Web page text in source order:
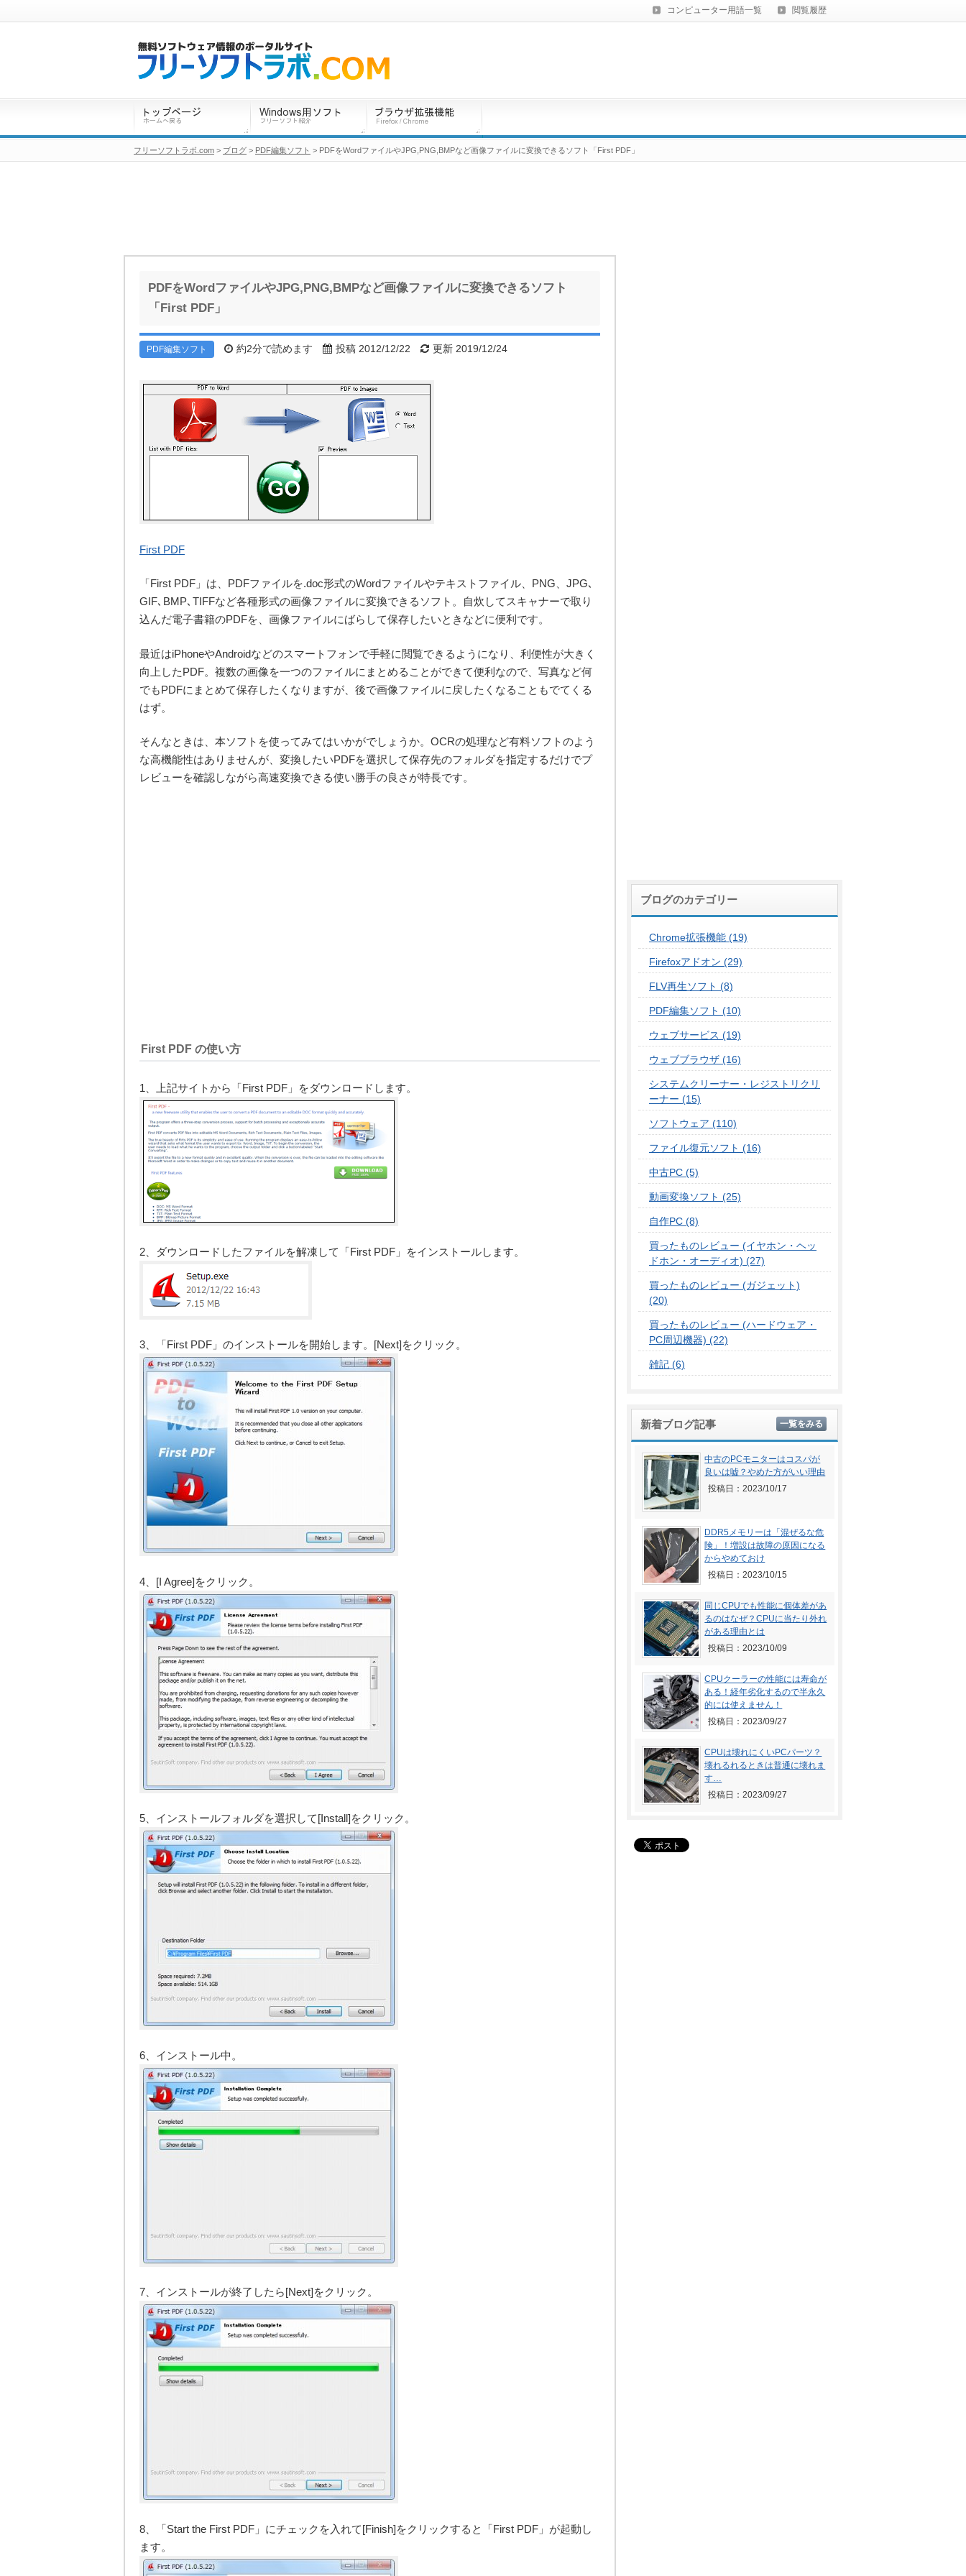
PDFをWordファイルやJPG,PNG,BMPなど画像ファイルに変換できるソフト
「First PDF」
PDF編集ソフト 約2分で読めます 投稿 2012/12/22 更新 2019/12/24
First PDF
「First PDF」は、PDFファイルを.doc形式のWordファイルやテキストファイル、PNG、JPG､
GIF､BMP､TIFFなど各種形式の画像ファイルに変換できるソフト。自炊してスキャナーで取り
込んだ電子書籍のPDFを、画像ファイルにばらして保存したいときなどに便利です。
最近はiPhoneやAndroidなどのスマートフォンで手軽に閲覧できるようになり、利便性が大きく
向上したPDF。複数の画像を一つのファイルにまとめることができて便利なので、写真など何
でもPDFにまとめて保存したくなりますが、後で画像ファイルに戻したくなることもでてくる
はず。
そんなときは、本ソフトを使ってみてはいかがでしょうか。OCRの処理など有料ソフトのよう
な高機能性はありませんが、変換したいPDFを選択して保存先のフォルダを指定するだけでプ
レビューを確認しながら高速変換できる使い勝手の良さが特長です。
First PDF の使い方
1、上記サイトから「First PDF」をダウンロードします。
2、ダウンロードしたファイルを解凍して「First PDF」をインストールします。
3、「First PDF」のインストールを開始します。[Next]をクリック。
4、[I Agree]をクリック。
5、インストールフォルダを選択して[Install]をクリック。
6、インストール中。
7、インストールが終了したら[Next]をクリック。
8、「Start the First PDF」にチェックを入れて[Finish]をクリックすると「First PDF」が起動し
ます。
ブログのカテゴリー
Chrome拡張機能 (19)
Firefoxアドオン (29)
FLV再生ソフト (8)
PDF編集ソフト (10)
ウェブサービス (19)
ウェブブラウザ (16)
システムクリーナー・レジストリクリ
ーナー (15)
ソフトウェア (110)
ファイル復元ソフト (16)
中古PC (5)
動画変換ソフト (25)
自作PC (8)
買ったものレビュー (イヤホン・ヘッ
ドホン・オーディオ) (27)
買ったものレビュー (ガジェット)
(20)
買ったものレビュー (ハードウェア・
PC周辺機器) (22)
雑記 (6)
新着ブログ記事 一覧をみる
中古のPCモニターはコスパが
良いは嘘？やめた方がいい理由
投稿日：2023/10/17
DDR5メモリーは「混ぜるな危
険」！増設は故障の原因になる
からやめておけ
投稿日：2023/10/15
同じCPUでも性能に個体差があ
るのはなぜ？CPUに当たり外れ
がある理由とは
投稿日：2023/10/09
CPUクーラーの性能には寿命が
ある！経年劣化するので半永久
的には使えません！
投稿日：2023/09/27
CPUは壊れにくいPCパーツ？
壊れるれるときは普通に壊れま
す…
投稿日：2023/09/27
コンピューター用語一覧 閲覧履歴
フリーソフトラボ.com > ブログ > PDF編集ソフト > PDFをWordファイルやJPG,PNG,BMPなど画像ファイルに変換できるソフト「First PDF」